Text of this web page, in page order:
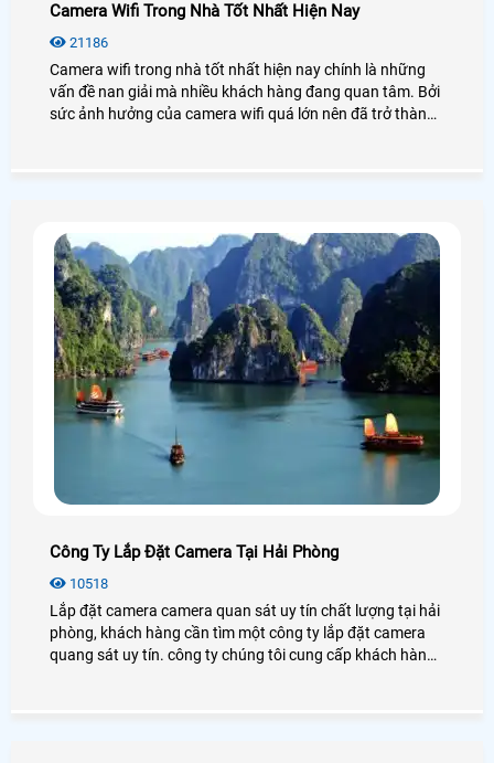
Camera Wifi Trong Nhà Tốt Nhất Hiện Nay
21186
Camera wifi trong nhà tốt nhất hiện nay chính là những
vấn đề nan giải mà nhiều khách hàng đang quan tâm. Bởi
sức ảnh hưởng của camera wifi quá lớn nên đã trở thành
Công Ty Lắp Đặt Camera Tại Hải Phòng
10518
Lắp đặt camera camera quan sát uy tín chất lượng tại hải
phòng, khách hàng cần tìm một công ty lắp đặt camera
quang sát uy tín. công ty chúng tôi cung cấp khách hàng